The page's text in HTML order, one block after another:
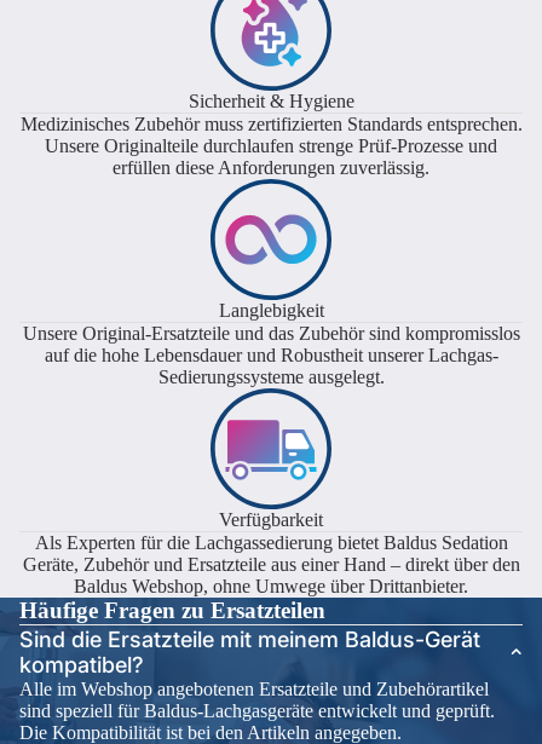
Sicherheit & Hygiene
Medizinisches Zubehör muss zertifizierten Standards entsprechen.
Unsere Originalteile durchlaufen strenge Prüf-Prozesse und
erfüllen diese Anforderungen zuverlässig.
Langlebigkeit
Unsere Original-Ersatzteile und das Zubehör sind kompromisslos
auf die hohe Lebensdauer und Robustheit unserer Lachgas-
Sedierungssysteme ausgelegt.
Verfügbarkeit
Als Experten für die Lachgassedierung bietet Baldus Sedation
Geräte, Zubehör und Ersatzteile aus einer Hand – direkt über den
Baldus Webshop, ohne Umwege über Drittanbieter.
Häufige Fragen zu Ersatzteilen
Sind die Ersatzteile mit meinem Baldus-Gerät
kompatibel?
Alle im Webshop angebotenen Ersatzteile und Zubehörartikel
sind speziell für Baldus-Lachgasgeräte entwickelt und geprüft.
Die Kompatibilität ist bei den Artikeln angegeben.